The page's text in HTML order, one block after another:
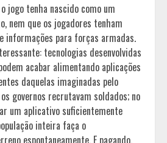
jogo tenha nascido como um
nem que os jogadores tenham
informações para forças armadas.
tecnologias desenvolvidas
acabar alimentando aplicações
daquelas imaginadas pelo
governos recrutavam soldados; no
um aplicativo suficientemente
inteira faça o
espontaneamente. E pagando.